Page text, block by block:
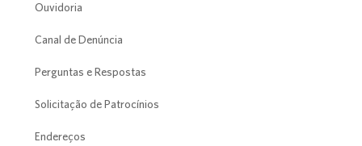
Ouvidoria
Canal de Denúncia
Perguntas e Respostas
Solicitação de Patrocínios
Endereços